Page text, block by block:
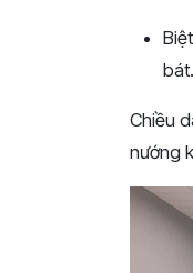
Chiều
nướng